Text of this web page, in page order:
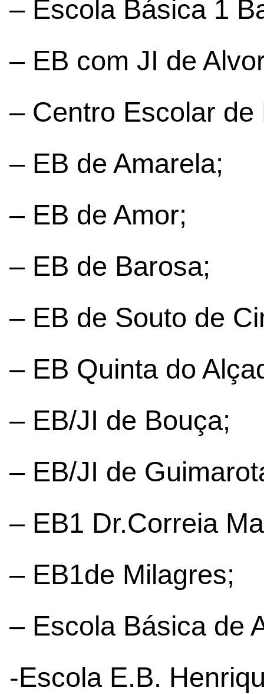
– Escola Básica 1
– EB com JI de
– Centro Escolar
– EB de Amarela;
– EB de Amor;
– EB de Barosa;
– EB de Souto de
– EB Quinta do
– EB/JI de Bouça;
– EB/JI de
– EB1 Dr.Correia
– EB1de Milagres;
– Escola Básica de
-Escola E.B.